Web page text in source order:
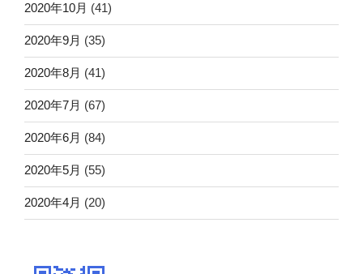
2020年10月 (41)
2020年9月 (35)
2020年8月 (41)
2020年7月 (67)
2020年6月 (84)
2020年5月 (55)
2020年4月 (20)